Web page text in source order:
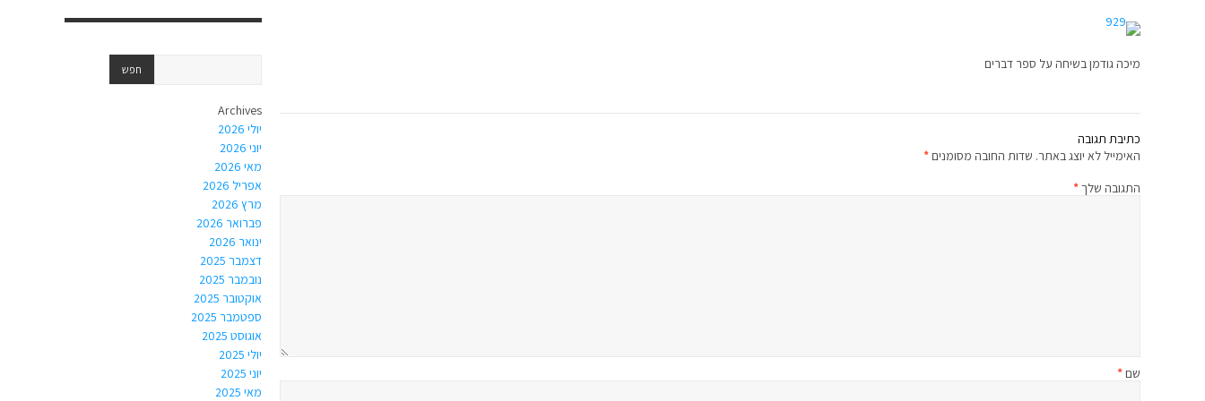
מיכה גודמן בשיחה על ספר דברים
כתיבת תגובה
האימייל לא יוצג באתר. שדות החובה מסומנים*
התגובה שלך*
שם*
Archives
יולי 2026
יוני 2026
מאי 2026
אפריל 2026
מרץ 2026
פברואר 2026
ינואר 2026
דצמבר 2025
נובמבר 2025
אוקטובר 2025
ספטמבר 2025
אוגוסט 2025
יולי 2025
יוני 2025
מאי 2025